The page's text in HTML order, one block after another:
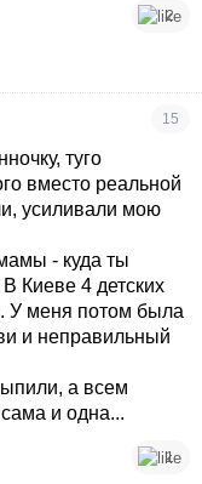
2
15
туго
вместо реальной
усиливали мою
- куда ты
Киеве 4 детских
У меня потом была
и неправильный
а всем
и одна...
1